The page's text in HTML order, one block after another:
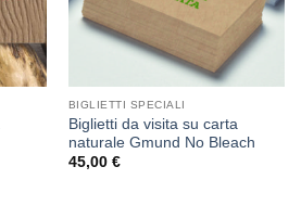
BIGLIETTI SPECIALI
Biglietti da visita su carta
naturale Gmund No Bleach
45,00 €